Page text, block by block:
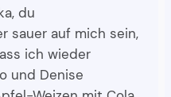
du
sauer auf mich sein,
ich wieder
und Denise